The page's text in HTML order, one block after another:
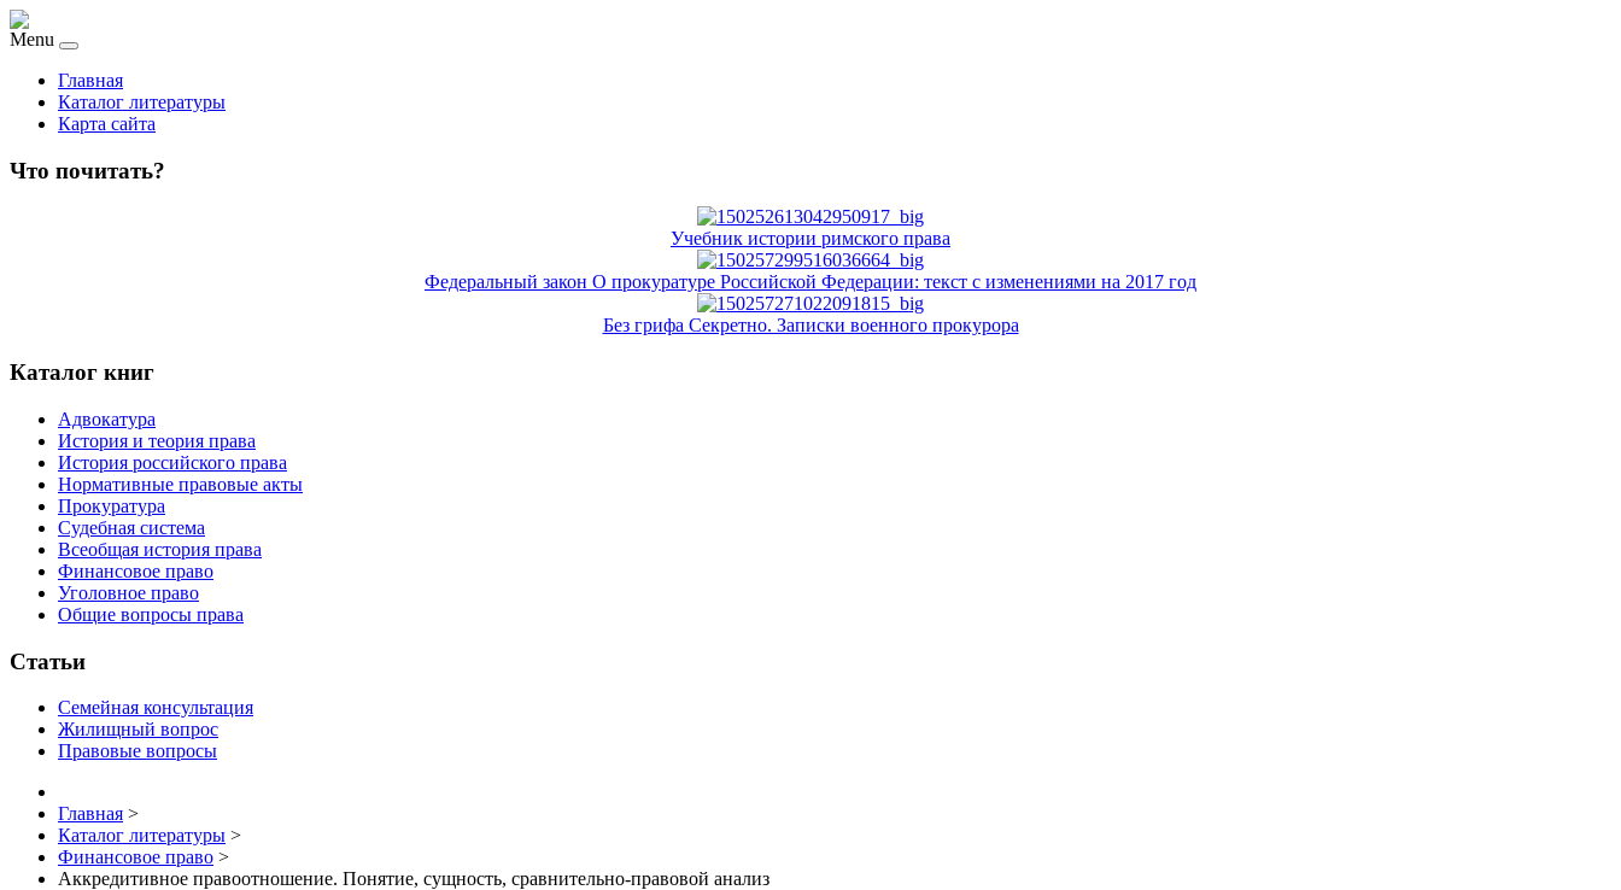
Menu
Главная
Каталог литературы
Карта сайта
Что почитать?
Учебник истории римского права
Федеральный закон О прокуратуре Российской Федерации: текст с изменениями на 2017 год
Без грифа Секретно. Записки военного прокурора
Каталог книг
Адвокатура
История и теория права
История российского права
Нормативные правовые акты
Прокуратура
Судебная система
Всеобщая история права
Финансовое право
Уголовное право
Общие вопросы права
Статьи
Семейная консультация
Жилищный вопрос
Правовые вопросы
Главная >
Каталог литературы >
Финансовое право >
Аккредитивное правоотношение. Понятие, сущность, сравнительно-правовой анализ